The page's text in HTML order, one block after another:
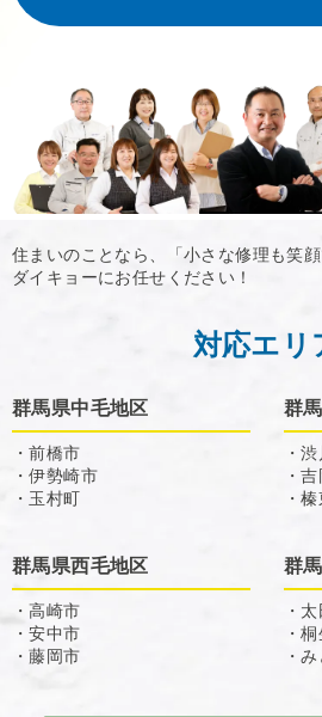
住まいのことなら、「小さな修理も笑
ダイキョーにお任せください！
対応エリ
群馬県中毛地区
・前橋市
・伊勢崎市
・玉村町
群
・
・
・
群馬県西毛地区
・高崎市
・安中市
・藤岡市
群
・
・
・